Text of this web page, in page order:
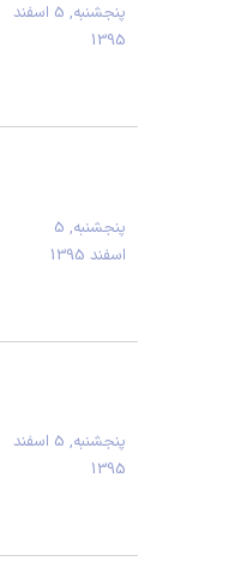
پنجشنبه, 5 اسفند
1395
پنجشنبه, 5
اسفند 1395
پنجشنبه, 5 اسفند
1395